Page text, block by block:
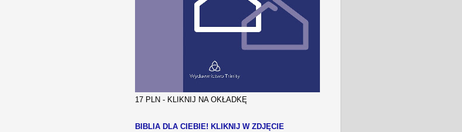
17 PLN - KLIKNIJ NA OKŁADKĘ
BIBLIA DLA CIEBIE! KLIKNIJ W ZDJĘCIE